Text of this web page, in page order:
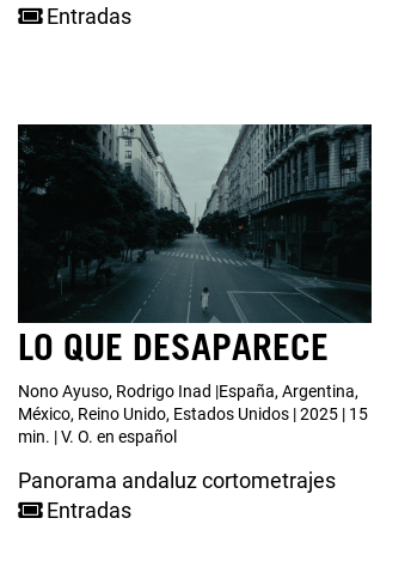
Entradas
LO QUE DESAPARECE
Nono Ayuso, Rodrigo Inad |España, Argentina,
México, Reino Unido, Estados Unidos | 2025 | 15
min. | V. O. en español
Panorama andaluz cortometrajes
Entradas